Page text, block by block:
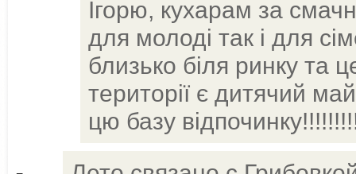
Ігорю, кухарам за
для молоді так і для
близько біля ринку та
території є дитячий
цю базу